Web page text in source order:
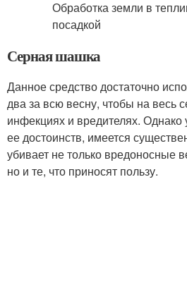
Серная шашка
Данное средство достаточно
два за всю весну, чтобы на весь
инфекциях и вредителях.
ее достоинств, имеется
убивает не только вредоносные
но и те, что приносят пользу.